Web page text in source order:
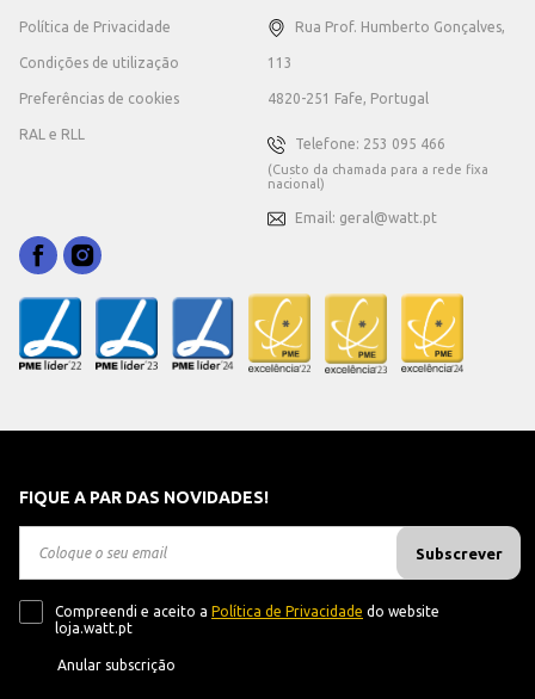
Política de Privacidade
Condições de utilização
Preferências de cookies
RAL e RLL
Rua Prof. Humberto Gonçalves,
113
4820-251 Fafe, Portugal
Telefone: 253 095 466
(Custo da chamada para a rede fixa
nacional)
Email: geral@watt.pt
FIQUE A PAR DAS NOVIDADES!
Subscrever
Compreendi e aceito a Política de Privacidade do website
loja.watt.pt
Anular subscrição